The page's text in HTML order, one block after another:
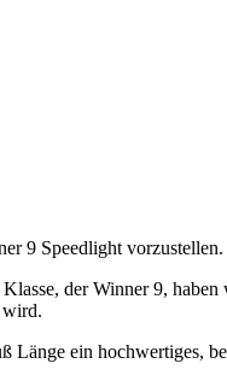
9 Speedlight vorzustellen.
der Winner 9,
wird.
Länge ein hochwertiges,